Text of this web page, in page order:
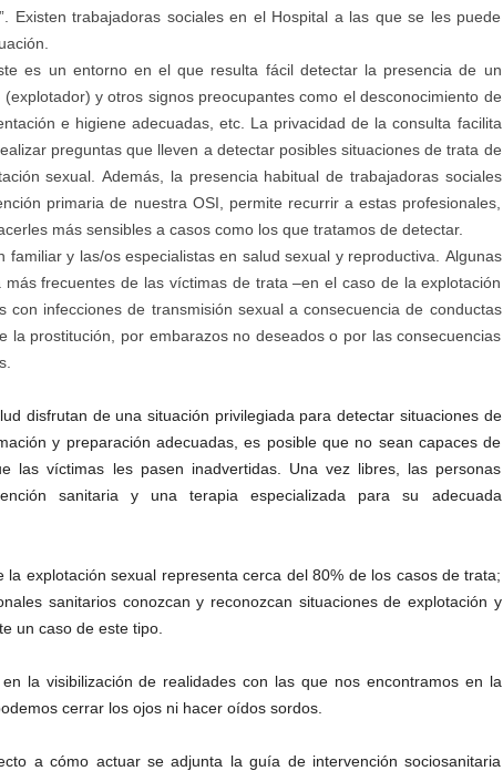
Existen trabajadoras sociales en el Hospital a las que se les puede
es un entorno en el que resulta fácil detectar la presencia de un
y otros signos preocupantes como el desconocimiento de
e higiene adecuadas, etc. La privacidad de la consulta facilita
preguntas que lleven a detectar posibles situaciones de trata de
sexual. Además, la presencia habitual de trabajadoras sociales
primaria de nuestra OSI, permite recurrir a estas profesionales,
más sensibles a casos como los que tratamos de detectar.
familiar y las/os especialistas en salud sexual y reproductiva. Algunas
frecuentes de las víctimas de trata –en el caso de la explotación
con infecciones de transmisión sexual a consecuencia de conductas
la prostitución, por embarazos no deseados o por las consecuencias
disfrutan de una situación privilegiada para detectar situaciones de
y preparación adecuadas, es posible que no sean capaces de
las víctimas les pasen inadvertidas. Una vez libres, las personas
sanitaria y una terapia especializada para su adecuada
la explotación sexual representa cerca del 80% de los casos de trata;
sanitarios conozcan y reconozcan situaciones de explotación y
un caso de este tipo.
la visibilización de realidades con las que nos encontramos en la
cerrar los ojos ni hacer oídos sordos.
a cómo actuar se adjunta la guía de intervención sociosanitaria